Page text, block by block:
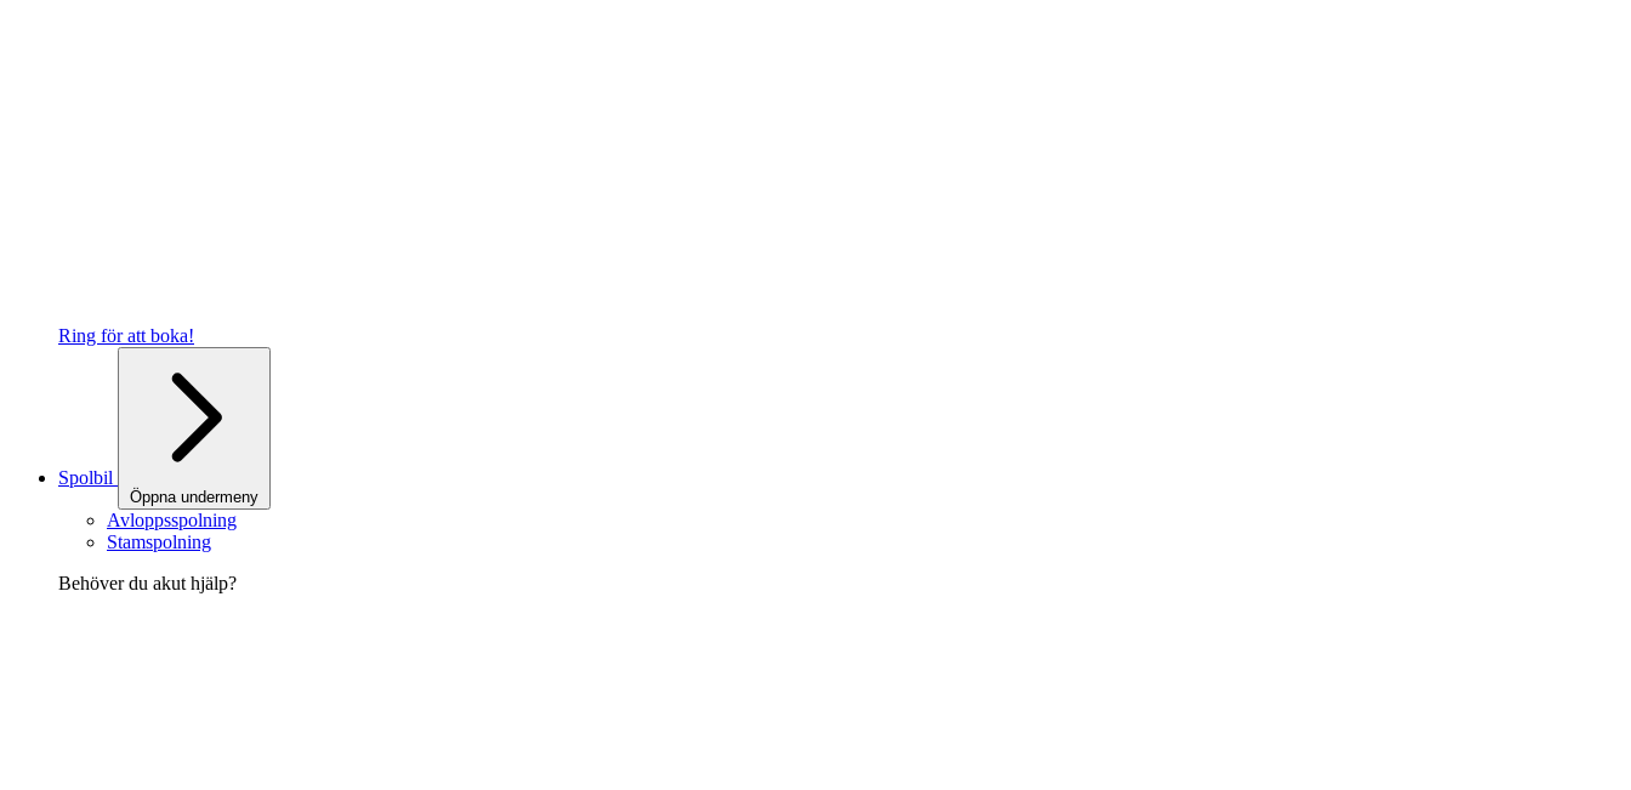
Ring för att boka!
Spolbil
Öppna undermeny
Avloppsspolning
Stamspolning
Behöver du akut hjälp?